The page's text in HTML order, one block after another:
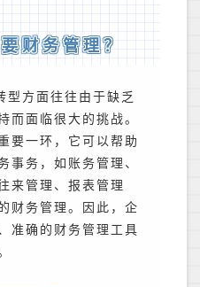
财务管理？
型方面往往由于缺乏
而面临很大的挑战。
要一环，它可以帮助
事务，如账务管理、
来管理、报表管理
财务管理。因此，企
准确的财务管理工具